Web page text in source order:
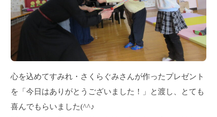
心を込めてすみれ・さくらぐみさんが作ったプレゼント
を「今日はありがとうございました！」と渡し、とても
喜んでもらいました(^^♪